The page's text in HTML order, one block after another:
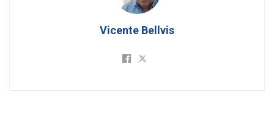
Vicente Bellvis